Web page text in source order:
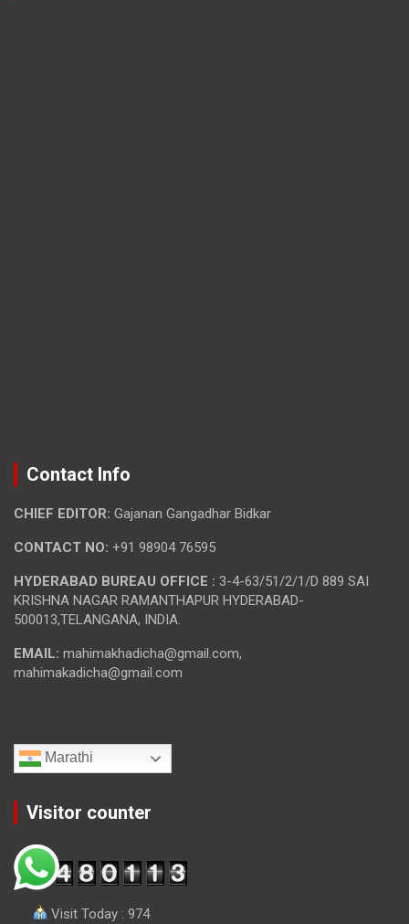
Contact Info
CHIEF EDITOR: Gajanan Gangadhar Bidkar
CONTACT NO: +91 98904 76595
HYDERABAD BUREAU OFFICE : 3-4-63/51/2/1/D 889 SAI
KRISHNA NAGAR RAMANTHAPUR HYDERABAD-
500013,TELANGANA, INDIA.
EMAIL: mahimakhadicha@gmail.com,
mahimakadicha@gmail.com
Marathi
Visitor counter
Visit Today : 974